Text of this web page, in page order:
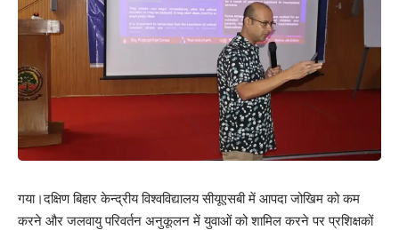
गया।दक्षिण बिहार केन्द्रीय विश्वविद्यालय सीयूएसबी में आपदा जोखिम को कम
करने और जलवायु परिवर्तन अनुकूलन में युवाओं को शामिल करने पर प्रशिक्षकों